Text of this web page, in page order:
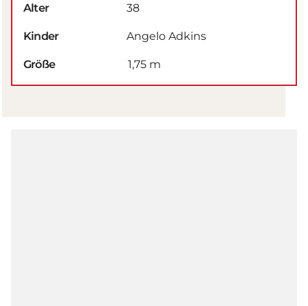
Alter 38
Kinder Angelo Adkins
Größe 1,75 m